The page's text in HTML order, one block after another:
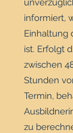
informiert,
Einhaltung
ist. Erfolgt
zwischen
Stunden
Termin,
zu